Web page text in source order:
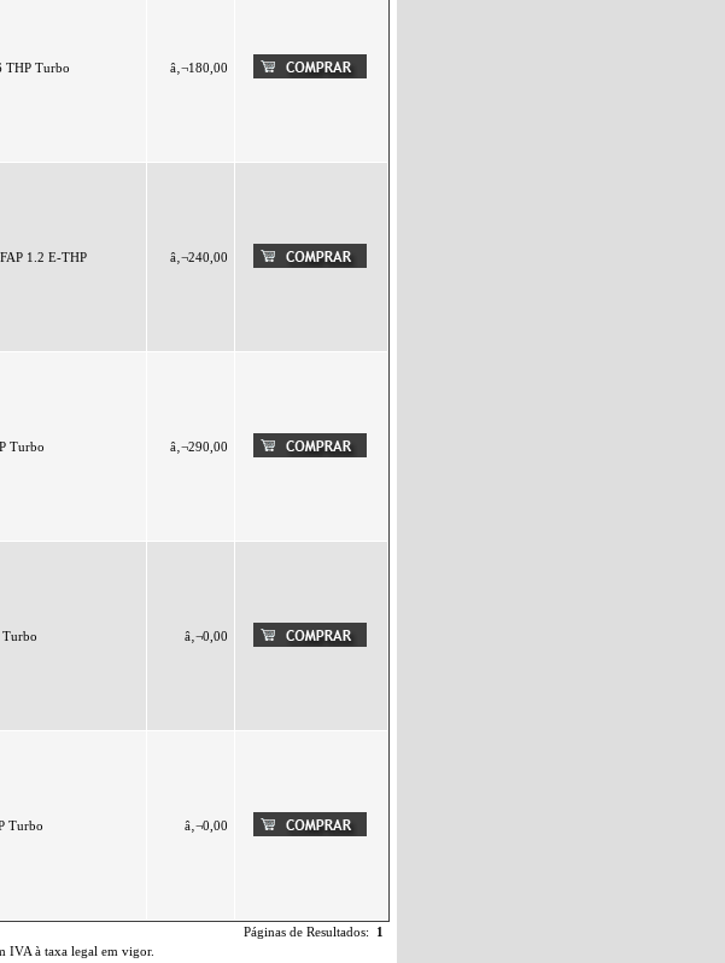
THP Turbo â‚¬180,00
1.2 E-THP â‚¬240,00
Turbo â‚¬290,00
Turbo â‚¬0,00
Turbo â‚¬0,00
Páginas de Resultados: 1
IVA à taxa legal em vigor.